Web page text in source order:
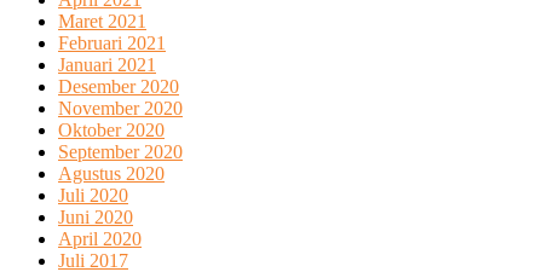
Maret 2021
Februari 2021
Januari 2021
Desember 2020
November 2020
Oktober 2020
September 2020
Agustus 2020
Juli 2020
Juni 2020
April 2020
Juli 2017